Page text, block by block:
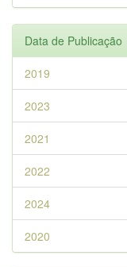
Data de Publicação
2019
2023
2021
2022
2024
2020